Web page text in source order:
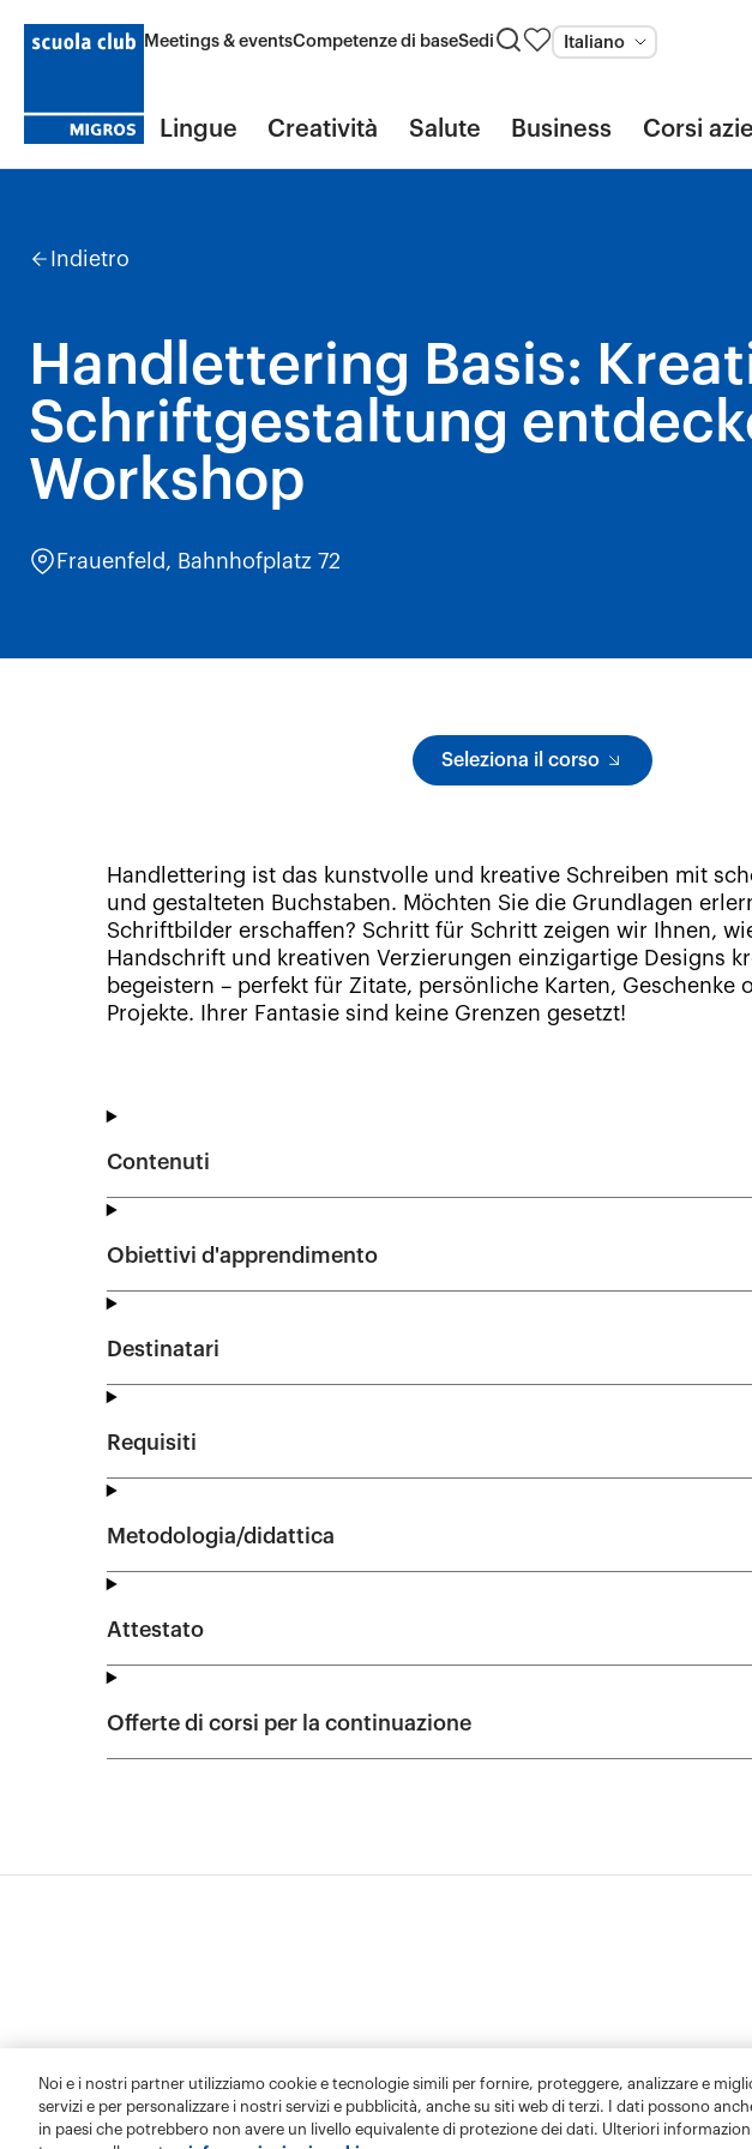
Noi e i nostri partner utilizziamo cookie e tecnologie simili per fornire, proteggere, analizzare e
servizi e per personalizzare i nostri servizi e pubblicità, anche su siti web di terzi. I dati possono
in paesi che potrebbero non avere un livello equivalente di protezione dei dati. Ulteriori